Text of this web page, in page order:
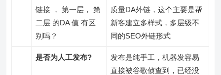
链接 ， 第一层， 第
二层 的DA 值 有区
别吗？
质量DA外链，这个主要是帮
新客建立多样式，多层级不
同的SEO外链形式
是否为人工发布?
发布是纯手工，机器发容易
直接被谷歌侦查到，已经没